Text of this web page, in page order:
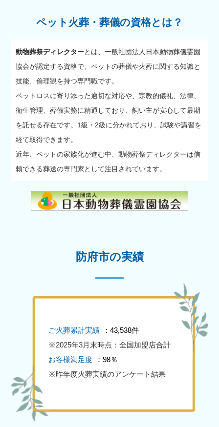
ペット火葬・葬儀の資格とは？
動物葬祭ディレクターとは、一般社団法人日本動物葬儀霊園
協会が認定する資格で、ペットの葬儀や火葬に関する知識と
技能、倫理観を持つ専門職です。
ペットロスに寄り添った適切な対応や、宗教的儀礼、法律、
衛生管理、葬儀実務に精通しており、飼い主が安心して最期
を託せる存在です。1級・2級に分かれており、試験や講習を
経て取得できます。
近年、ペットの家族化が進む中、動物葬祭ディレクターは信
頼できる葬送の専門家として注目されています。
防府市の実績
ご火葬累計実績
：43,538件
※2025年3月末時点：全国加盟店合計
お客様満足度
：98％
※昨年度火葬実績のアンケート結果